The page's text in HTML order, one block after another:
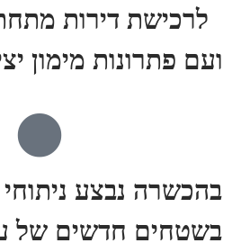
לרכישת דירות
ועם פתרונות מימון
בהכשרה נבצע
בשטחים חדשים של